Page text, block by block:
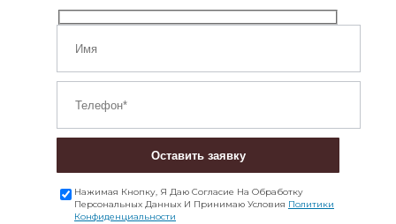
Оставить заявку
Нажимая Кнопку, Я Даю Согласие На Обработку
Персональных Данных И Принимаю Условия Политики
Конфиденциальности